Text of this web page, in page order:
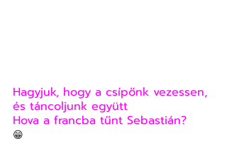
Hagyjuk, hogy a csípőnk vezessen,
és táncoljunk együtt
Hova a francba tűnt Sebastián?
😁